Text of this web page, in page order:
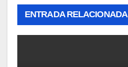
ENTRADA RELACIONADA